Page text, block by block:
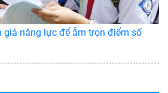
năng lực để ẵm trọn điểm số